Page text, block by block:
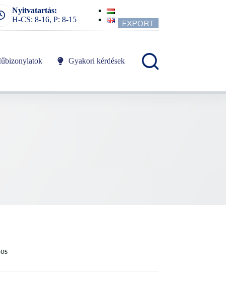
Nyitvatartás:
H-CS: 8-16, P: 8-15
EXPORT
Gyakori kérdések